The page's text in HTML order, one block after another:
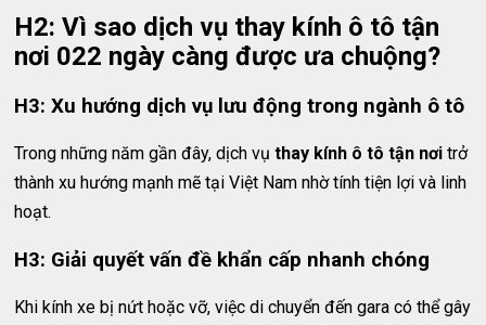
H2: Vì sao dịch vụ thay kính ô tô tận
nơi 022 ngày càng được ưa chuộng?
H3: Xu hướng dịch vụ lưu động trong ngành ô tô
Trong những năm gần đây, dịch vụthay kính ô tô tận nơi trở
thành xu hướng mạnh mẽ tại Việt Nam nhờ tính tiện lợi và linh
hoạt.
H3: Giải quyết vấn đề khẩn cấp nhanh chóng
Khi kính xe bị nứt hoặc vỡ, việc di chuyển đến gara có thể gây